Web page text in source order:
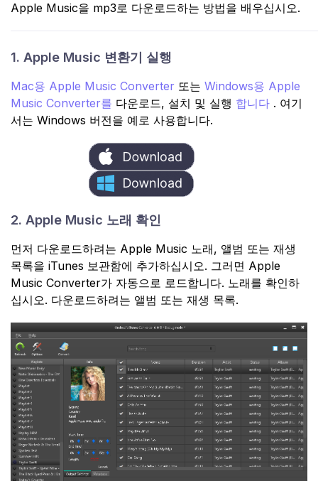
Apple Music을 mp3로 다운로드하는 방법을 배우십시오.
1. Apple Music 변환기 실행
Mac용 Apple Music Converter 또는 Windows용 Apple
Music Converter를 다운로드, 설치 및 실행 합니다 . 여기
서는 Windows 버전을 예로 사용합니다.
2. Apple Music 노래 확인
먼저 다운로드하려는 Apple Music 노래, 앨범 또는 재생
목록을 iTunes 보관함에 추가하십시오. 그러면 Apple
Music Converter가 자동으로 로드합니다. 노래를 확인하
십시오. 다운로드하려는 앨범 또는 재생 목록.